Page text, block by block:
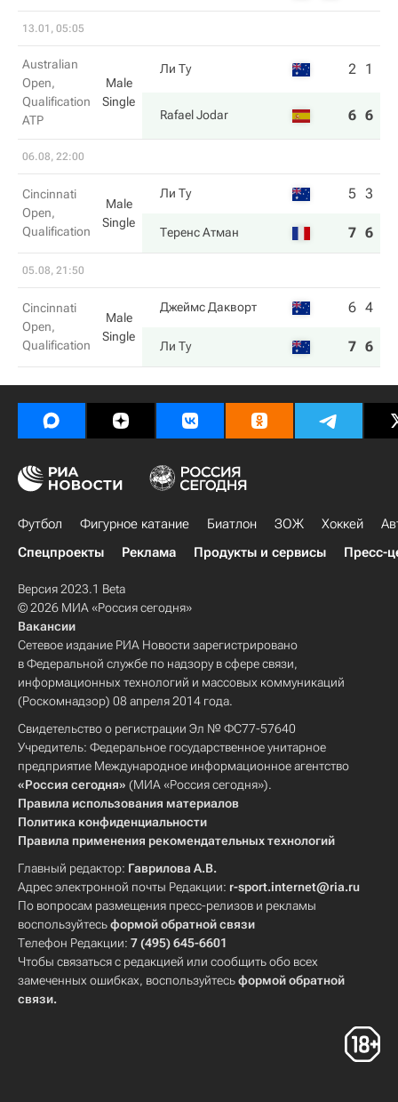
13.01, 05:05
Australian
Open,
Qualification
ATP
Male
Single
Ли Ту 2 1
Rafael Jodar 6 6
06.08, 22:00
Cincinnati
Open,
Qualification
Male
Single
Ли Ту 5 3
Теренс Атман 7 6
05.08, 21:50
Cincinnati
Open,
Qualification
Male
Single
Джеймс Дакворт 6 4
Ли Ту 7 6
Футбол Фигурное катание Биатлон ЗОЖ Хоккей
Спецпроекты
Реклама Продукты и сервисы Пресс-
Версия 2023.1 Beta
© 2026 МИА «Россия сегодня»
Вакансии
Сетевое издание РИА Новости зарегистрировано
в Федеральной службе по надзору в сфере связи,
информационных технологий и массовых коммуникаций
(Роскомнадзор) 08 апреля 2014 года.
Свидетельство о регистрации Эл № ФС77-57640
Учредитель: Федеральное государственное унитарное
предприятие Международное информационное агентство
«Россия сегодня» (МИА «Россия сегодня»).
Правила использования материалов
Политика конфиденциальности
Правила применения рекомендательных технологий
Главный редактор: Гаврилова А.В.
Адрес электронной почты Редакции: r-sport.internet@ria.ru
По вопросам размещения пресс-релизов и рекламы
воспользуйтесьформой обратной связи
Телефон Редакции: 7 (495) 645-6601
Чтобы связаться с редакцией или сообщить обо всех
замеченных ошибках, воспользуйтесьформой обратной
связи.